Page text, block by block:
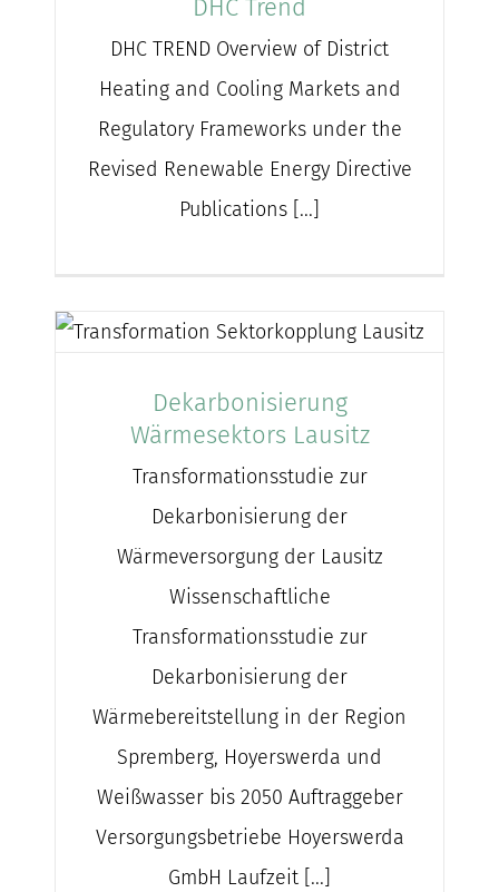
DHC Trend
DHC TREND Overview of District
Heating and Cooling Markets and
Regulatory Frameworks under the
Revised Renewable Energy Directive
Publications [...]
Dekarbonisierung
Wärmesektors Lausitz
Transformationsstudie zur
Dekarbonisierung der
Wärmeversorgung der Lausitz
Wissenschaftliche
Transformationsstudie zur
Dekarbonisierung der
Wärmebereitstellung in der Region
Spremberg, Hoyerswerda und
Weißwasser bis 2050 Auftraggeber
Versorgungsbetriebe Hoyerswerda
GmbH Laufzeit [...]